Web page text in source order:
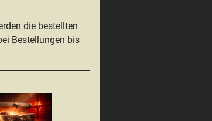
die bestellten
Bestellungen bis